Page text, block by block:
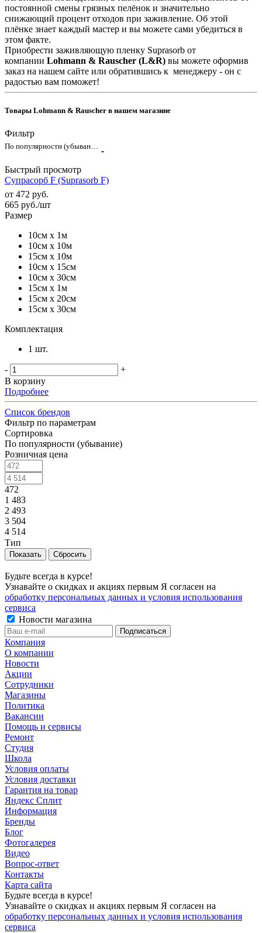
постоянной смены грязных пелёнок и значительно
снижающий процент отходов при заживление. Об этой
плёнке знает каждый мастер и вы можете сами убедиться в
этом факте.
Приобрести заживляющую пленку Suprasorb от
компании Lohmann & Rauscher (L&R) вы можете оформив
заказ на нашем сайте или обратившись к менеджеру - он с
радостью вам поможет!
Товары Lohmann & Rauscher в нашем магазине
Фильтр
По популярности (убывание)
Быстрый просмотр
Супрасорб F (Suprasorb F)
от 472 руб.
665 руб./шт
Размер
10см x 1м
10см x 10м
15см x 10м
10см x 15см
10см x 30см
15см x 1м
15см x 20см
15см x 30см
Комплектация
1 шт.
-
+
В корзину
Подробнее
Список брендов
Фильтр по параметрам
Сортировка
По популярности (убывание)
Розничная цена
472
1 483
2 493
3 504
4 514
Тип
Сбросить
Будьте всегда в курсе!
Узнавайте о скидках и акциях первым Я согласен на
обработку персональных данных и условия использования
сервиса
Новости магазина
Компания
О компании
Новости
Акции
Сотрудники
Магазины
Политика
Вакансии
Помощь и сервисы
Ремонт
Студия
Школа
Условия оплаты
Условия доставки
Гарантия на товар
Яндекс Сплит
Информация
Бренды
Блог
Фотогалерея
Видео
Вопрос-ответ
Контакты
Карта сайта
Будьте всегда в курсе!
Узнавайте о скидках и акциях первым Я согласен на
обработку персональных данных и условия использования
сервиса